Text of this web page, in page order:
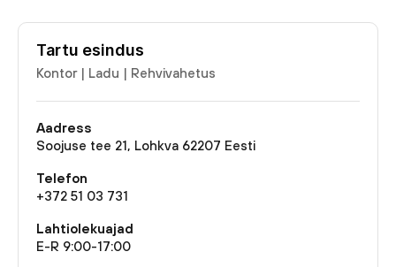
Tartu esindus
Kontor | Ladu | Rehvivahetus
Aadress
Soojuse tee 21, Lohkva 62207 Eesti
Telefon
+372 51 03 731
Lahtiolekuajad
‍E-R 9:00-17:00